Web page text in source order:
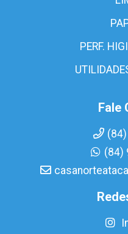
PERF.
Fale
(84)